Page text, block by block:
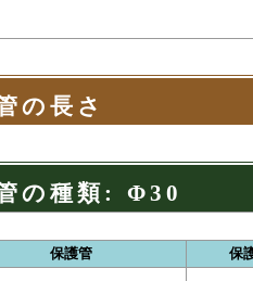
の長さ
の種類: Φ30
保護管 保